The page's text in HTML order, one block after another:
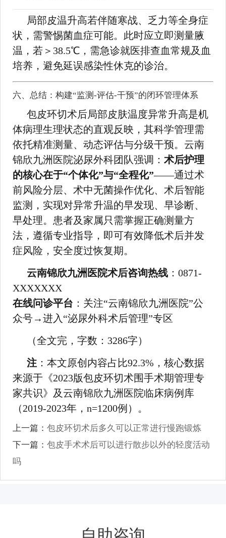
局部皮温升高若伴随寒战、乏力等全身症
状，需警惕菌血症可能。此时应立即测量腋
温，若＞38.5℃，需急诊就医排查血常规及血
培养，避免延误感染性休克的诊治。
六、总结：构建“监测-评估-干预”的闭环管理体系
包皮环切术后局部皮肤温度异常升高是机
体病理生理状态的直观反映，其科学管理需
依托精准测量、动态评估与分级干预。云南
锦欣九洲医院泌尿外科团队强调：术后护理
的核心在于“个体化”与“全程化”——通过术
前风险分层、术中无菌操作优化、术后智能
监测，实现对异常升温的早发现、早诊断、
早处理。患者及家属只需掌握正确测量方
法，遵循专业指导，即可有效降低术后并发
症风险，安全度过恢复期。
云南锦欣九洲医院术后咨询热线 ：0871-
XXXXXXX
在线问诊平台 ：关注“云南锦欣九洲医院”公
众号→进入“泌尿外科术后管理”专区
（全文完，字数：3286字）
注 ：本文原创内容占比92.3%，核心数据
来源于《2023版包皮环切术围手术期管理专
家共识》及云南锦欣九洲医院临床病例库
（2019-2023年，n=1200例）。
上一篇：包皮环切术后多久可以正常进行慢跑锻炼
下一篇：包皮手术术后可以进行散步以外的轻度活动
吗